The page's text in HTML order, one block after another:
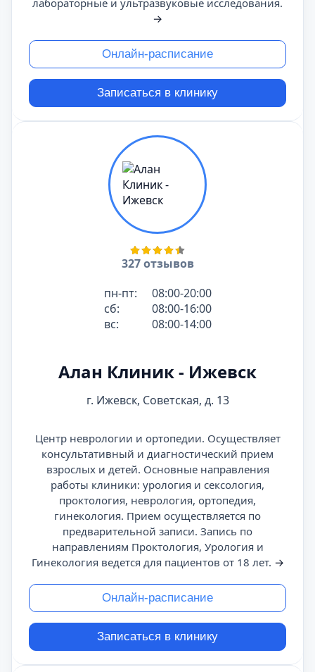
лабораторные и ультразвуковые исследования.
→
Онлайн-расписание
Записаться в клинику
327 отзывов
пн-пт:
08:00-20:00
сб:
08:00-16:00
вс:
08:00-14:00
Алан Клиник - Ижевск
г. Ижевск, Советская, д. 13
Центр неврологии и ортопедии. Осуществляет
консультативный и диагностический прием
взрослых и детей. Основные направления
работы клиники: урология и сексология,
проктология, неврология, ортопедия,
гинекология. Прием осуществляется по
предварительной записи. Запись по
направлениям Проктология, Урология и
Гинекология ведется для пациентов от 18 лет. →
Онлайн-расписание
Записаться в клинику